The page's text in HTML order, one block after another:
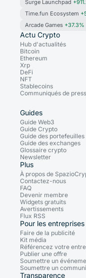
Surge Launchpad
Time.fun Ecosystem
Arcade Games +37.3%
Actu Crypto
Hub d'actualités
Bitcoin
Ethereum
Xrp
DeFi
NFT
Stablecoins
Communiqués de
Guides
Guide Web3
Guide Crypto
Guide des portefeuilles
Guide des exchanges
Glossaire crypto
Newsletter
Plus
À propos de
Contactez-nous
FAQ
Devenir membre
Widgets gratuits
Avertissements
Flux RSS
Pour les entreprises
Faire de la publicité
Kit média
Référencez votre
Publier une offre
Soumettre un
Soumettre un
Transparence